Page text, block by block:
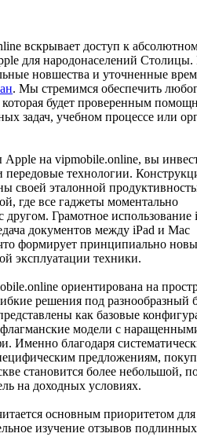
вскрывает доступ к
для народонаселений
новшества и уточненные
. Мы стремимся обеспечить
будет проверенным
задач, учебном процессе или
на vipmobile.online, вы
передовые технологии.
своей эталонной
где все гаджеты моментально
другом. Грамотное использование
документов между iPad и Mac
формирует принципиально
эксплуатации техники.
ориентирована на
решения под разнообразный
как базовые
модели с
Именно благодаря
предложениям,
становится более небольшой,
на доходных условиях.
основным приоритетом для
изучение отзывов